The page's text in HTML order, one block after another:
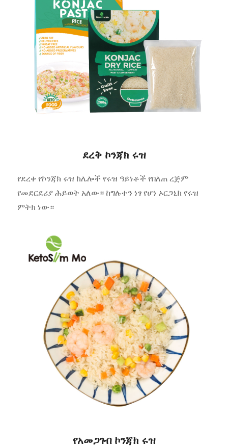
ደረቅ ኮንጃክ ሩዝ
የደረቀ የኮንጃክ ሩዝ ከሌሎች የሩዝ ዓይነቶች የበለጠ ረጅም
የመደርደሪያ ሕይወት አለው። ከግሉተን ነፃ የሆነ ኦርጋኒክ የሩዝ
ምትክ ነው።
የአመጋገብ ኮንጃክ ሩዝ